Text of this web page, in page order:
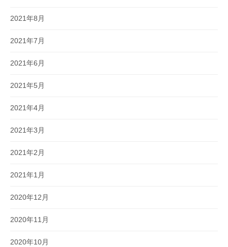
2021年8月
2021年7月
2021年6月
2021年5月
2021年4月
2021年3月
2021年2月
2021年1月
2020年12月
2020年11月
2020年10月